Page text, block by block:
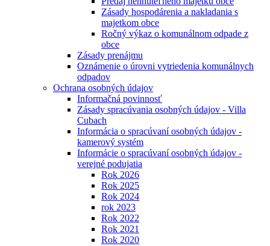
Zásady hospodárenia a nakladania s
majetkom obce
Ročný výkaz o komunálnom odpade z
obce
Zásady prenájmu
Oznámenie o úrovni vytriedenia komunálnych
odpadov
Ochrana osobných údajov
Informačná povinnosť
Zásady spracúvania osobných údajov - Villa
Cubach
Informácia o spracúvaní osobných údajov -
kamerový systém
Informácie o spracúvaní osobných údajov -
verejné podujatia
Rok 2026
Rok 2025
Rok 2024
rok 2023
Rok 2022
Rok 2021
Rok 2020